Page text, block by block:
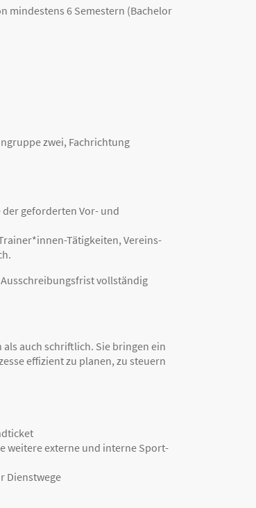
mindestens 6 Semestern (Bachelor
zwei, Fachrichtung
geforderten Vor- und
Tätigkeiten, Vereins-
vollständig
auch schriftlich. Sie bringen ein
effizient zu planen, zu steuern
weitere externe und interne Sport-
Dienstwege